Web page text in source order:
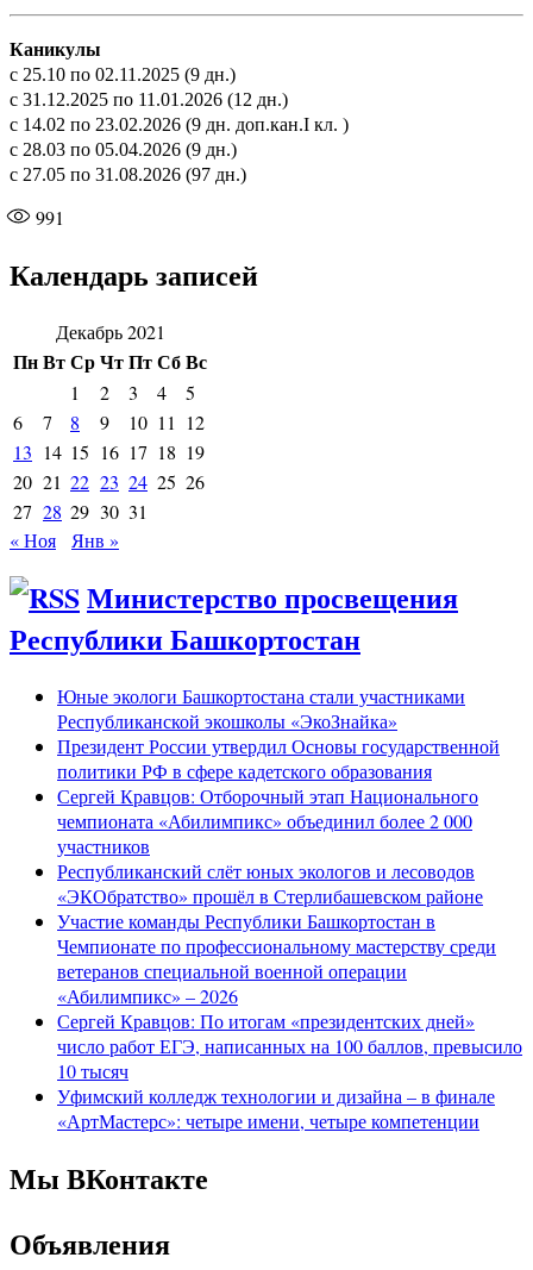
Каникулы
с 25.10 по 02.11.2025 (9 дн.)
с 31.12.2025 по 11.01.2026 (12 дн.)
с 14.02 по 23.02.2026 (9 дн. доп.кан.I кл. )
с 28.03 по 05.04.2026 (9 дн.)
с 27.05 по 31.08.2026 (97 дн.)
991
Календарь записей
Декабрь 2021
ПнВтСрЧтПтСбВс
1 2 3 4
5
6
7 8 9 10 11
12
13 14 15 16 17 18 19
20 21 22 23 24 25 26
27 28 29 30 31
« Ноя
Янв »
Министерство просвещения
Республики Башкортостан
Юные экологи Башкортостана стали участниками
Республиканской экошколы «ЭкоЗнайка»
Президент России утвердил Основы государственной
политики РФ в сфере кадетского образования
Сергей Кравцов: Отборочный этап Национального
чемпионата «Абилимпикс» объединил более 2 000
участников
Республиканский слёт юных экологов и лесоводов
«ЭКОбратство» прошёл в Стерлибашевском районе
Участие команды Республики Башкортостан в
Чемпионате по профессиональному мастерству среди
ветеранов специальной военной операции
«Абилимпикс» – 2026
Сергей Кравцов: По итогам «президентских дней»
число работ ЕГЭ, написанных на 100 баллов, превысило
10 тысяч
Уфимский колледж технологии и дизайна – в финале
«АртМастерс»: четыре имени, четыре компетенции
Мы ВКонтакте
Объявления